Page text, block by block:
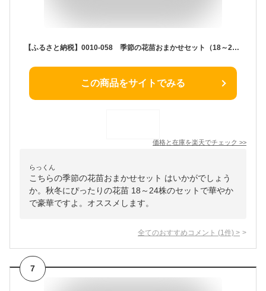
【ふるさと納税】0010‐058 季節の花苗おまかせセット（18～24株）
この商品をサイトでみる
価格と在庫を楽天でチェック >>
らっくん
こちらの季節の花苗おまかせセット はいかがでしょう
か。秋冬にぴったりの花苗 18～24株のセットで華やか
で豪華ですよ。オススメします。
全てのおすすめコメント (1 件) >
7